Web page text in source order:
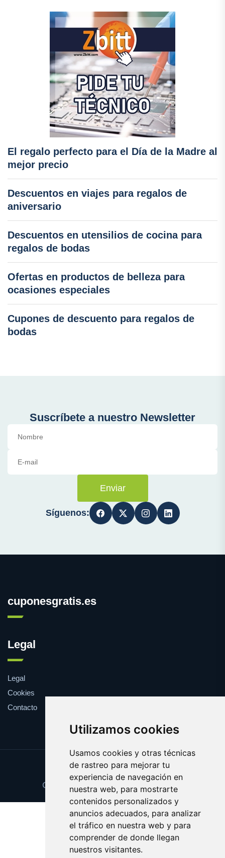
Utilizamos cookies
Usamos cookies y otras técnicas
de rastreo para mejorar tu
experiencia de navegación en
nuestra web, para mostrarte
contenidos personalizados y
anuncios adecuados, para analizar
el tráfico en nuestra web y para
comprender de donde llegan
nuestros visitantes.
El regalo perfecto para el Día de la Madre al
mejor precio
Descuentos en viajes para regalos de
aniversario
Descuentos en utensilios de cocina para
regalos de bodas
Ofertas en productos de belleza para
ocasiones especiales
Cupones de descuento para regalos de
bodas
Suscríbete a nuestro Newsletter
Enviar
Síguenos:
cuponesgratis.es
Legal
Legal
Cookies
Contacto
Update cookies preferences
Copyright © 2025 cuponesgratis.es